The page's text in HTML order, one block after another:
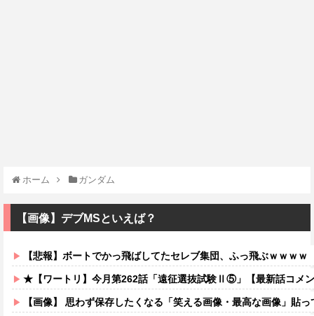
ホーム ガンダム
【画像】デブMSといえば？
【悲報】ボートでかっ飛ばしてたセレブ集団、ふっ飛ぶｗｗｗｗ
★【ワートリ】今月第262話「遠征選抜試験Ⅱ⑤」【最新話コメ
【画像】 思わず保存したくなる「笑える画像・最高な画像」貼